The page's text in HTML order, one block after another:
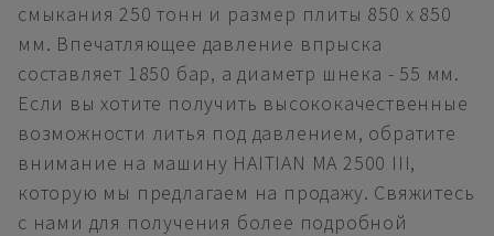
смыкания 250 тонн и размер плиты 850 x 850
мм. Впечатляющее давление впрыска
составляет 1850 бар, а диаметр шнека - 55 мм.
Если вы хотите получить высококачественные
возможности литья под давлением, обратите
внимание на машину HAITIAN MA 2500 III,
которую мы предлагаем на продажу. Свяжитесь
с нами для получения более подробной